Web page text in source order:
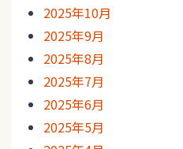
2025年10月
2025年9月
2025年8月
2025年7月
2025年6月
2025年5月